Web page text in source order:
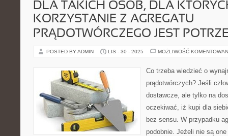
DLA TAKICH OSÓB, DLA
KORZYSTANIE Z AGREGATU
PRĄDOTWÓRCZEGO JEST
POSTED BY ADMIN LIS - 30 - 2025 MOŻLIWOŚĆ
Co trzeba wiedzieć o
prądotwórczych? Jeśli
dostawcze, ale tylko na
oczekiwać, iż kupi dla
bez sensu. W przypadku
podobnie. Jeżeli nie są one